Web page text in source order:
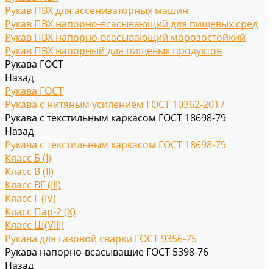
Рукав ПВХ для ассенизаторных машин
Рукав ПВХ напорно-всасывающий для пищевых сред
Рукав ПВХ напорно-всасывающий морозостойкий
Рукав ПВХ напорный для пищевых продуктов
Рукава ГОСТ
Назад
Рукава ГОСТ
Рукава с нитяным усилением ГОСТ 10362-2017
Рукава с текстильным каркасом ГОСТ 18698-79
Назад
Рукава с текстильным каркасом ГОСТ 18698-79
Класс Б (I)
Класс В (II)
Класс ВГ (III)
Класс Г (IV)
Класс Пар-2 (X)
Класс Ш(VIII)
Рукава для газовой сварки ГОСТ 9356-75
Рукава напорно-всасыващие ГОСТ 5398-76
Назад